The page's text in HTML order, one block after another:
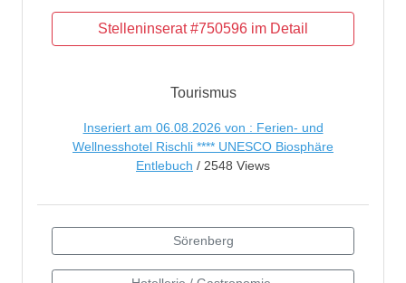
Tourismus
Inseriert am 06.08.2026 von : Ferien- und
Wellnesshotel Rischli **** UNESCO Biosphäre
Entlebuch / 2548 Views